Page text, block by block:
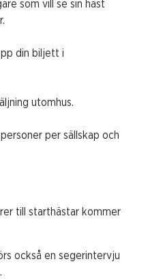
som vill se sin häst
din biljett i
utomhus.
per sällskap och
till starthästar kommer
också en segerintervju